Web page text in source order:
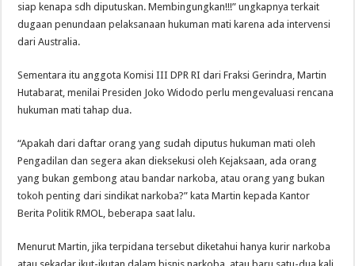
siap kenapa sdh diputuskan. Membingungkan!!!” ungkapnya terkait
dugaan penundaan pelaksanaan hukuman mati karena ada intervensi
dari Australia.
Sementara itu anggota Komisi III DPR RI dari Fraksi Gerindra, Martin
Hutabarat, menilai Presiden Joko Widodo perlu mengevaluasi rencana
hukuman mati tahap dua.
“Apakah dari daftar orang yang sudah diputus hukuman mati oleh
Pengadilan dan segera akan dieksekusi oleh Kejaksaan, ada orang
yang bukan gembong atau bandar narkoba, atau orang yang bukan
tokoh penting dari sindikat narkoba?” kata Martin kepada Kantor
Berita Politik RMOL, beberapa saat lalu.
Menurut Martin, jika terpidana tersebut diketahui hanya kurir narkoba